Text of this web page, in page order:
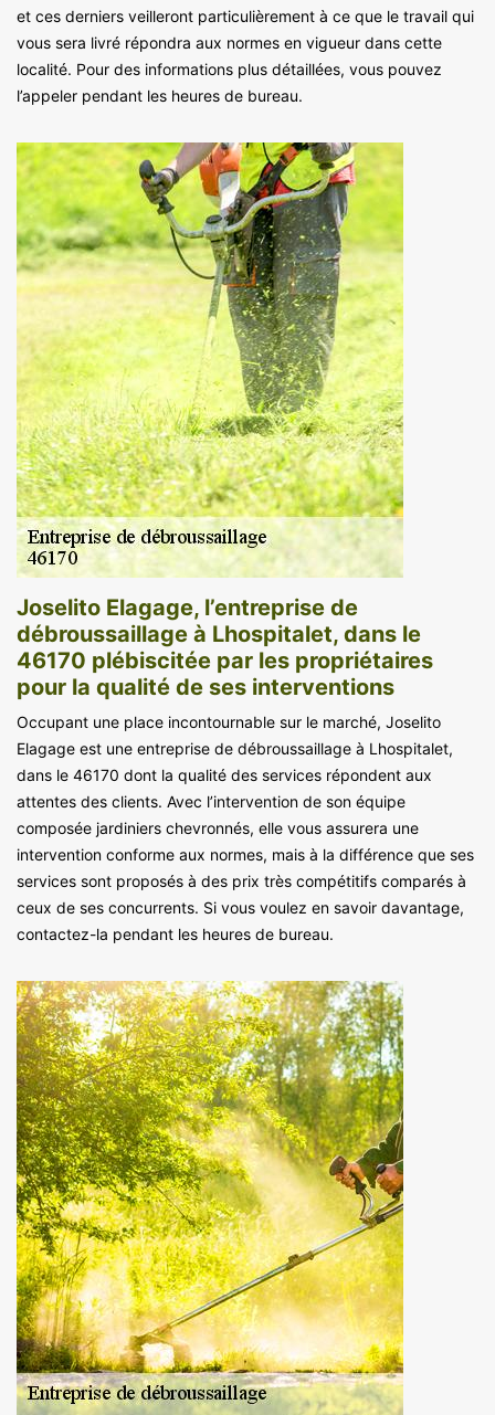
et ces derniers veilleront particulièrement à ce que le travail qui
vous sera livré répondra aux normes en vigueur dans cette
localité. Pour des informations plus détaillées, vous pouvez
l’appeler pendant les heures de bureau.
Joselito Elagage, l’entreprise de
débroussaillage à Lhospitalet, dans le
46170 plébiscitée par les propriétaires
pour la qualité de ses interventions
Occupant une place incontournable sur le marché, Joselito
Elagage est une entreprise de débroussaillage à Lhospitalet,
dans le 46170 dont la qualité des services répondent aux
attentes des clients. Avec l’intervention de son équipe
composée jardiniers chevronnés, elle vous assurera une
intervention conforme aux normes, mais à la différence que ses
services sont proposés à des prix très compétitifs comparés à
ceux de ses concurrents. Si vous voulez en savoir davantage,
contactez-la pendant les heures de bureau.